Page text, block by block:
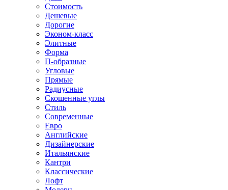
Стоимость
Дешевые
Дорогие
Эконом-класс
Элитные
Форма
П-образные
Угловые
Прямые
Радиусные
Скошенные углы
Стиль
Современные
Евро
Английские
Дизайнерские
Итальянские
Кантри
Классические
Лофт